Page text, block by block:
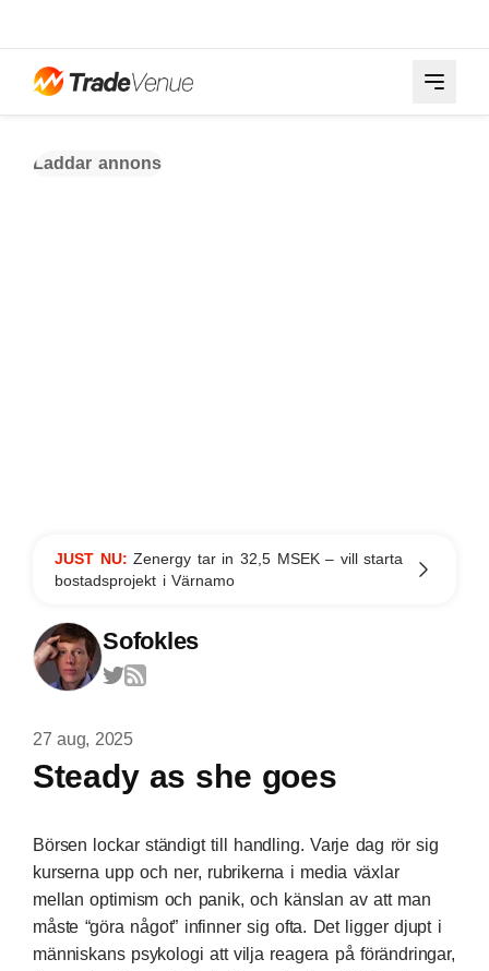
Laddar annons
JUST NU:Zenergy tar in 32,5 MSEK – vill starta
bostadsprojekt i Värnamo
Sofokles
27 aug, 2025
Steady as she goes
Börsen lockar ständigt till handling. Varje dag rör sig
kurserna upp och ner, rubrikerna i media växlar
mellan optimism och panik, och känslan av att man
måste “göra något” infinner sig ofta. Det ligger djupt i
människans psykologi att vilja reagera på förändringar,